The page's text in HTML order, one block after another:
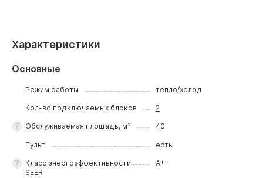
Характеристики
Основные
Режим работы тепло/холод
Кол-во подключаемых блоков 2
Обслуживаемая площадь, м² 40
Пульт есть
Класс энергоэффективности
SEER
A++